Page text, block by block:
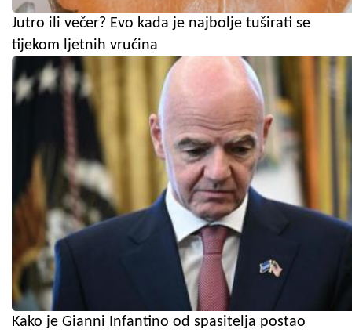
Jutro ili večer? Evo kada je najbolje tuširati se
tijekom ljetnih vrućina
Kako je Gianni Infantino od spasitelja postao